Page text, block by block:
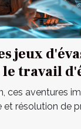
jeux
travail
ces aventures
et résolution de